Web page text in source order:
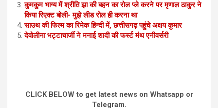
कुमकुम भाग्य में श्रीति झा की बहन का रोल प्ले करने पर मृणाल ठाकुर ने
किया रिएक्ट बोली- मुझे लीड रोल ही करना था
साउथ की फिल्म का रिमेक हिन्दी में, छत्तीसगढ़ पहुंचे अक्षय कुमार
देवोलीना भट्टाचार्जी ने मनाई शादी की फर्स्ट मंथ एनीवर्सरी
CLICK BELOW to get latest news on Whatsapp or
Telegram.